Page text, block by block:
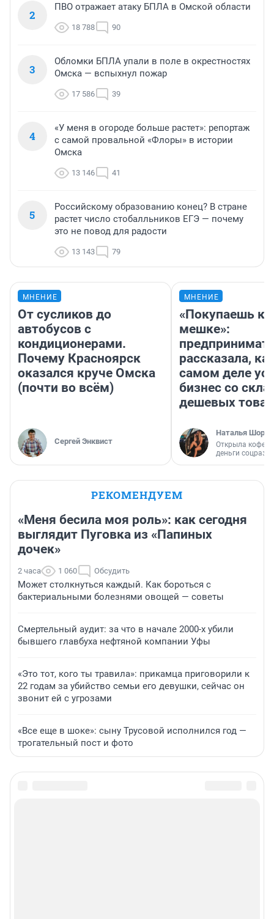
2
ПВО отражает атаку БПЛА в Омской области
18 788 90
3
Обломки БПЛА упали в поле в окрестностях
Омска — вспыхнул пожар
17 586 39
4
«У меня в огороде больше растет»: репортаж
с самой провальной «Флоры» в истории
Омска
13 146 41
5
Российскому образованию конец? В стране
растет число стобалльников ЕГЭ — почему
это не повод для радости
13 143 79
МНЕНИЕ
От сусликов до
автобусов с
кондиционерами.
Почему Красноярск
оказался круче Омска
(почти во всём)
Сергей Энквист
МНЕНИЕ
«Покупаешь
мешке»:
рассказала,
самом деле
бизнес со
дешевых
Наталья
Открыла
деньги
РЕКОМЕНДУЕМ
«Меня бесила моя роль»: как сегодня
выглядит Пуговка из «Папиных
дочек»
2 часа 1 060 Обсудить
Может столкнуться каждый. Как бороться с
бактериальными болезнями овощей — советы
Смертельный аудит: за что в начале 2000-х убили
бывшего главбуха нефтяной компании Уфы
«Это тот, кого ты травила»: прикамца приговорили к
22 годам за убийство семьи его девушки, сейчас он
звонит ей с угрозами
«Все еще в шоке»: сыну Трусовой исполнился год —
трогательный пост и фото